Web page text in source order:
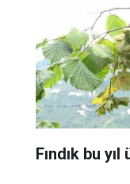
Fındık bu